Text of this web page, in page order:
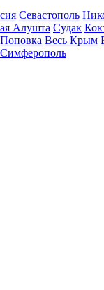
Севастополь
Алушта Судак
Поповка Весь Крым
Симферополь